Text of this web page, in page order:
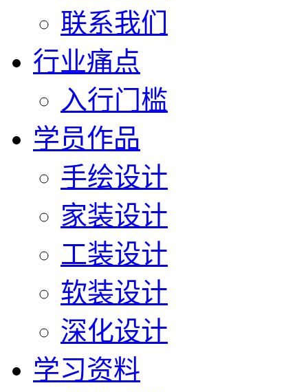
联系我们
行业痛点
入行门槛
学员作品
手绘设计
家装设计
工装设计
软装设计
深化设计
学习资料